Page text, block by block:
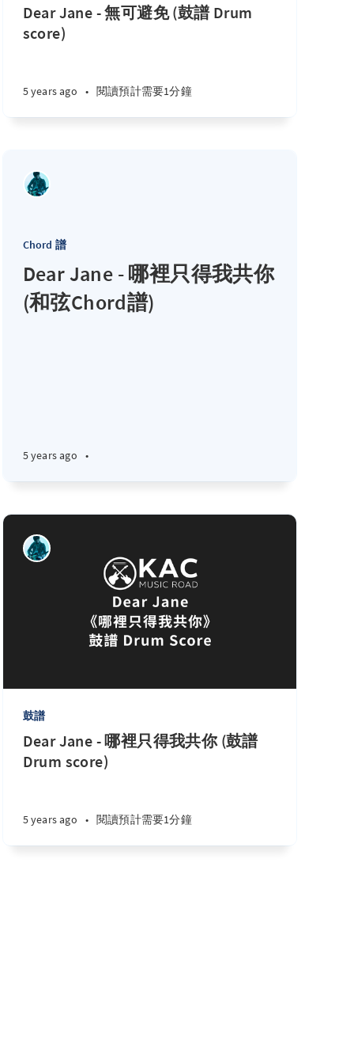
Dear Jane - 無可避免 (鼓譜 Drum
score)
5 years ago • 閱讀預計需要1分鐘
Chord 譜
Dear Jane - 哪裡只得我共你
(和弦Chord譜)
5 years ago •
鼓譜
Dear Jane - 哪裡只得我共你 (鼓譜
Drum score)
5 years ago • 閱讀預計需要1分鐘